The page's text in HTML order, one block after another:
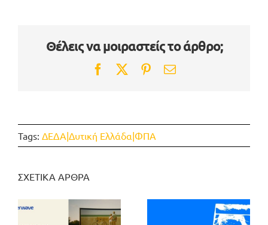
Θέλεις να μοιραστείς το άρθρο;
Facebook
TwitterPinterest
Email
Tags: ΔΕΔΑ|Δυτική Ελλάδα|ΦΠΑ
ΣΧΕΤΙΚΑ ΑΡΘΡΑ